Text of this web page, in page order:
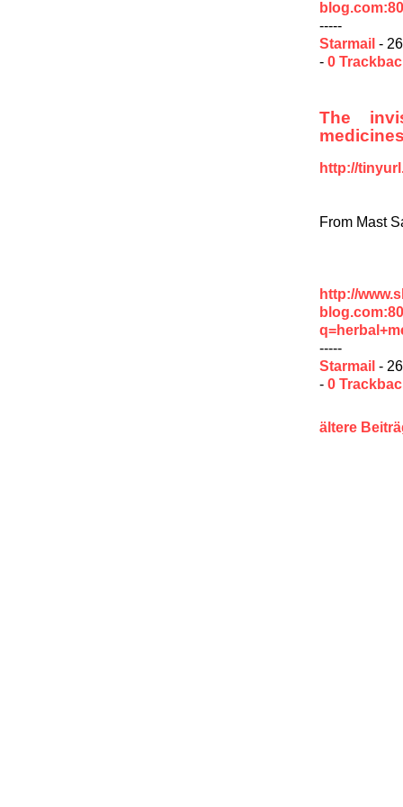
-----
Starmail -
- 0
The
http://
From Mast
http://
-----
Starmail -
- 0
ältere